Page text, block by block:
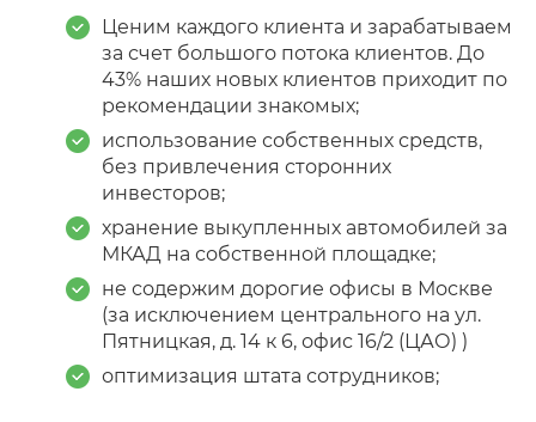
Ценим каждого клиента и зарабатываем
за счет большого потока клиентов. До
43% наших новых клиентов приходит по
рекомендации знакомых;
использование собственных средств,
без привлечения сторонних
инвесторов;
хранение выкупленных автомобилей за
МКАД на собственной площадке;
не содержим дорогие офисы в Москве
(за исключением центрального на ул.
Пятницкая, д. 14 к 6, офис 16/2 (ЦАО) )
оптимизация штата сотрудников;